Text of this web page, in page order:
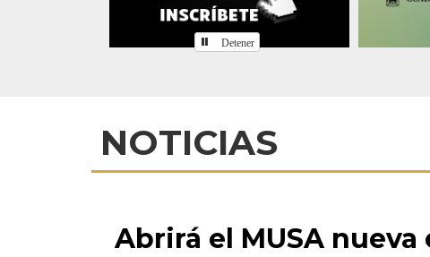
Detener
NOTICIAS
Abrirá el MUSA